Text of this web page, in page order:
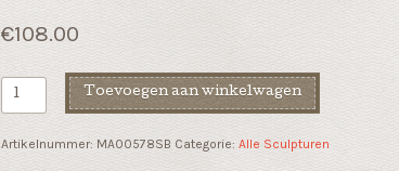
€108.00
Sculptuur
"Een
transparante
Toevoegen aan winkelwagen
Artikelnummer: MA00578SB Categorie: Alle Sculpturen